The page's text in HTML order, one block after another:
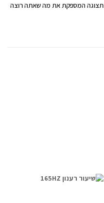
תצוגה המספקת את מה שאתה רוצה